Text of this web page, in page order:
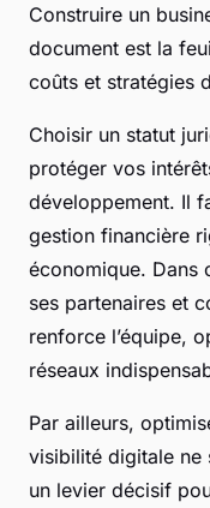
Construire un
document est la
coûts et stratégies
Choisir un statut
protéger vos
développement. Il
gestion financière
économique. Dans
ses partenaires et
renforce l’équipe,
réseaux
Par ailleurs,
visibilité digitale ne
un levier décisif